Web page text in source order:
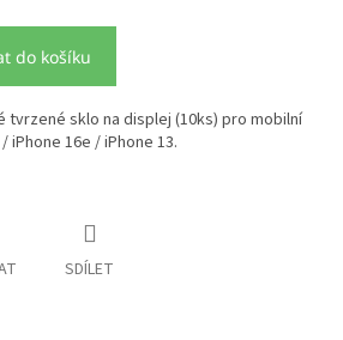
do košíku
tvrzené sklo na displej (10ks) pro mobilní
16e / iPhone 13.
SDÍLET